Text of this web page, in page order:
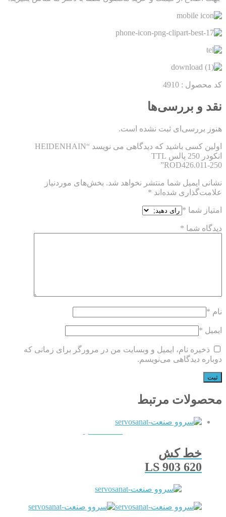
کد محصول : 4910
نقد و بررسی‌ها
هنوز بررسی‌ای ثبت نشده است.
اولین کسی باشید که دیدگاهی می نویسد “HEIDENHAIN
انکودر 250 پالس TTL
ROD426.011-250”
نشانی ایمیل شما منتشر نخواهد شد. بخش‌های موردنیاز
علامت‌گذاری شده‌اند *
امتیاز شما *
دیدگاه شما *
نام *
ایمیل *
ذخیره نام، ایمیل و وبسایت من در مرورگر برای زمانی که
دوباره دیدگاهی می‌نویسم.
محصولات مرتبط
خط کش
LS 903 620